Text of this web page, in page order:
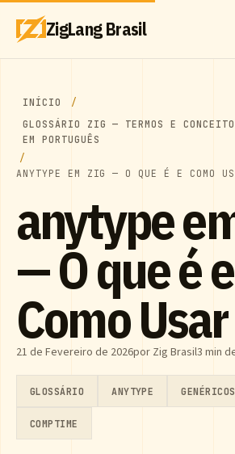
ZigLang Brasil
INÍCIO
GLOSSÁRIO ZIG — TERMOS E
EM PORTUGUÊS
ANYTYPE EM ZIG — O QUE É E COMO
anytype
— O que é e
Como Usar
21 de Fevereiro de 2026por Zig Brasil3 min
GLOSSÁRIO ANYTYPE GENÉRICOS
COMPTIME